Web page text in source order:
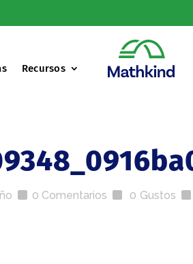
Recursos
0 Comentarios 0 Gustos